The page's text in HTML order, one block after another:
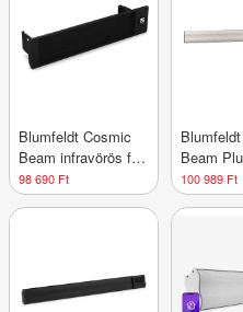
Blumfeldt Cosmic
Beam infravörös fali
fűtőtest, kültérre, 5
és 50 fok között,
98 690 Ft
Beam
infravörös
100 989 Ft